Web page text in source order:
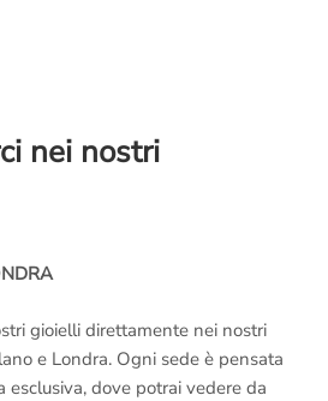
nei nostri
gioielli direttamente nei nostri
e Londra. Ogni sede è pensata
esclusiva, dove potrai vedere da